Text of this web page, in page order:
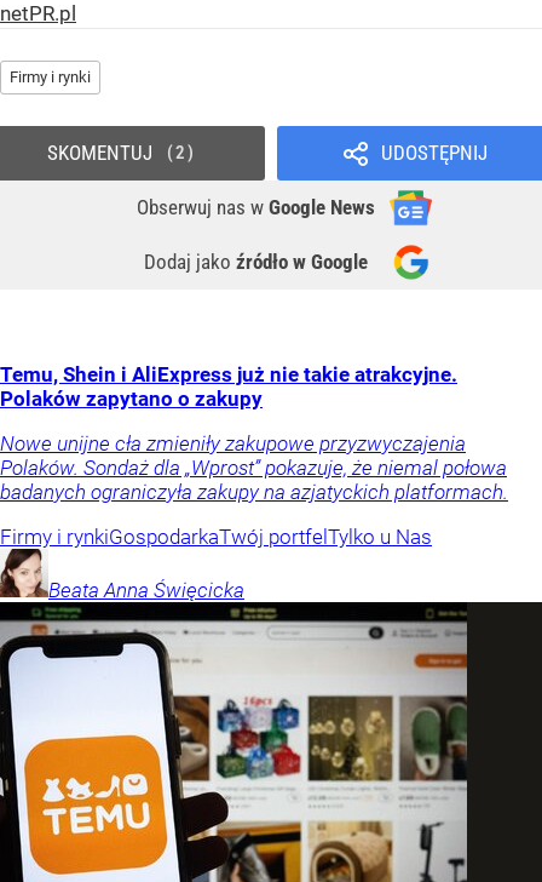
netPR.pl
Firmy i rynki
UDOSTĘPNIJ
Obserwuj nas w Google News
Dodaj jako źródło w Google
SKOMENTUJ 2
Temu, Shein i AliExpress już nie takie atrakcyjne.
Polaków zapytano o zakupy
Nowe unijne cła zmieniły zakupowe przyzwyczajenia
Polaków. Sondaż dla „Wprost” pokazuje, że niemal połowa
badanych ograniczyła zakupy na azjatyckich platformach.
Firmy i rynkiGospodarkaTwój portfel Tylko u Nas
Beata Anna Święcicka